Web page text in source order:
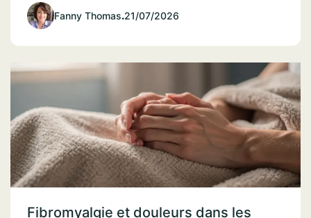
Fanny Thomas.21/07/2026
Fibromyalgie et douleurs dans les